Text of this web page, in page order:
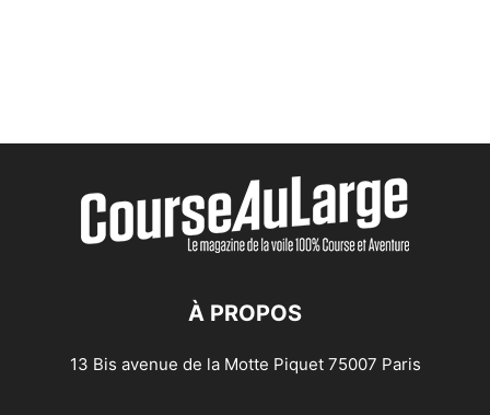
À PROPOS
13 Bis avenue de la Motte Piquet 75007 Paris